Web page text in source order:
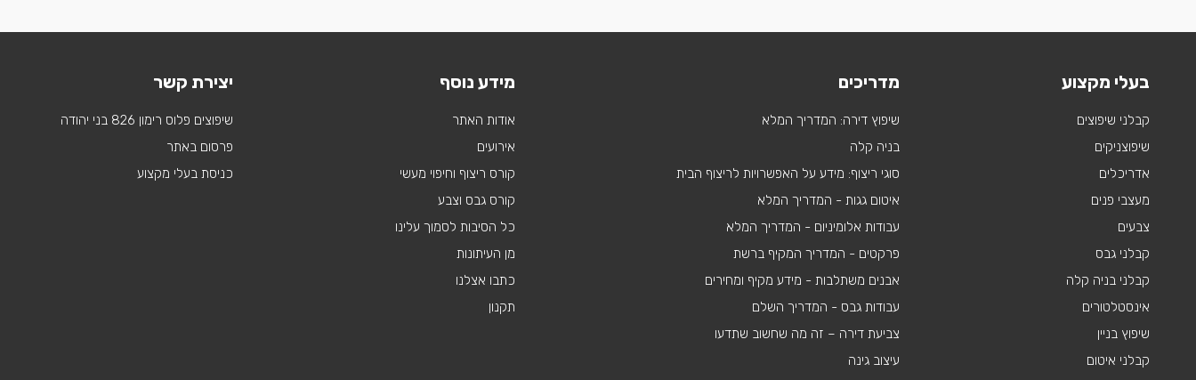
בעלי מקצוע
קבלני שיפוצים
שיפוצניקים
אדריכלים
מעצבי פנים
צבעים
קבלני גבס
קבלני בניה קלה
אינסטלטורים
שיפוץ בניין
קבלני איטום
מדריכים
שיפוץ דירה: המדריך המלא
בניה קלה
סוגי ריצוף: מידע על האפשרויות לריצוף הבית
איטום גגות - המדריך המלא
עבודות אלומיניום - המדריך המלא
פרקטים - המדריך המקיף ברשת
אבנים משתלבות - מידע מקיף ומחירים
עבודות גבס - המדריך השלם
צביעת דירה – זה מה שחשוב שתדעו
עיצוב גינה
מידע נוסף
אודות האתר
אירועים
קורס ריצוף וחיפוי מעשי
קורס גבס וצבע
כל הסיבות לסמוך עלינו
מן העיתונות
כתבו אצלנו
תקנון
יצירת קשר
שיפוצים פלוס רימון 826 בני יהודה
פרסום באתר
כניסת בעלי מקצוע